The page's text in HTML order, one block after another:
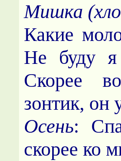
Мишка
Какие
Не буду я
Скорее
зонтик, он
Осень:
скорее ко